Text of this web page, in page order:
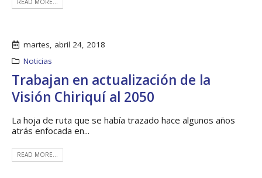
READ MORE...
martes, abril 24, 2018
Noticias
Trabajan en actualización de la
Visión Chiriquí al 2050
La hoja de ruta que se había trazado hace algunos años
atrás enfocada en...
READ MORE...